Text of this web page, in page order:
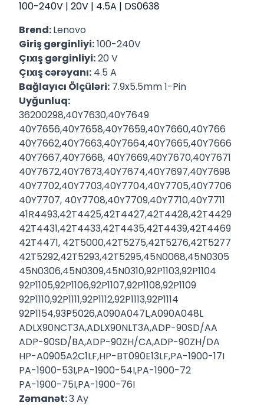
100-240V | 20V | 4.5A | DS0638
Brend:Lenovo
Giriş gərginliyi:100-240V
Çıxış gərginliyi:20 V
Çıxış cərəyanı: 4.5 A
Bağlayıcı Ölçüləri: 7.9x5.5mm 1-Pin
Uyğunluq:
36200298,40Y7630,40Y7649
40Y7656,40Y7658,40Y7659,40Y7660,40Y766
40Y7662,40Y7663,40Y7664,40Y7665,40Y7666
40Y7667,40Y7668, 40Y7669,40Y7670,40Y7671
40Y7672,40Y7673,40Y7674,40Y7697,40Y7698
40Y7702,40Y7703,40Y7704,40Y7705,40Y7706
40Y7707, 40Y7708,40Y7709,40Y7710,40Y7711
41R4493,42T4425,42T4427,42T4428,42T4429
42T4431,42T4433,42T4435,42T4439,42T4469
42T4471, 42T5000,42T5275,42T5276,42T5277
42T5292,42T5293,42T5295,45N0068,45N0305
45N0306,45N0309,45N0310,92P1103,92P1104
92P1105,92P1106,92P1107,92P1108,92P1109
92P1110,92P1111,92P1112,92P1113,92P1114
92P1154,93P5026,A090A047L,A090A048L
ADLX90NCT3A,ADLX90NLT3A,ADP-90SD/AA
ADP-90SD/BA,ADP-90ZH/CA,ADP-90ZH/DA
HP-A0905A2C1LF,HP-BT090E13LF,PA-1900-17I
PA-1900-53I,PA-1900-54I,PA-1900-72
PA-1900-75I,PA-1900-76I
Zəmanət:3 Ay